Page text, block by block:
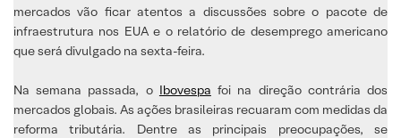
mercados vão ficar atentos a discussões sobre o pacote de
infraestrutura nos EUA e o relatório de desemprego americano
que será divulgado na sexta-feira.
Na semana passada, o Ibovespa foi na direção contrária dos
mercados globais. As ações brasileiras recuaram com medidas da
reforma tributária. Dentre as principais preocupações, se